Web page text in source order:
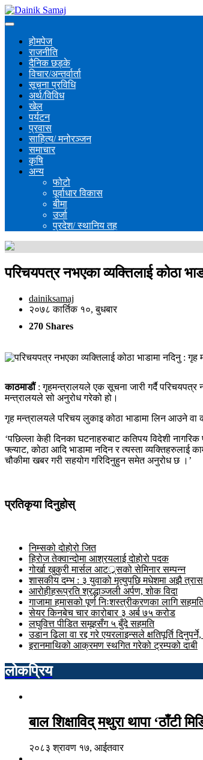
होमपेज
राजनीति
दैनिक छड्के
विचार/अन्तर्वार्ता
सूचना प्रविधि
अर्थ/विविध
खेल
पर्यटन
प्रवास
साहित्य/ मनोरञ्जन
समाचार
कृषि
अन्य
फोटो
पूर्वाधार विकास
बीमा
उर्जा
प्रदेश/ स्थानिय तह
परिचयपत्र नभएका व्यक्तिलाई कोठा
dainiksamaj
२०७८ कार्तिक १०, बुधबार
270 Shares
काठमाडौं: गृहमन्त्रालयले एक सूचना जारी गर्दै परिचयपत्र
मन्त्रालयले सो अनुरोध गरेको हो।
गृह मन्त्रालयले परिचय लुकाइ कोठा भाडामा लिन आउने वा
‘पछिल्ला केही दिनका घटनाहरुबाट कतिपय विदेशी
फ्ल्याट, कोठा आदि भाडामा नदिन र त्यस्ता व्यक्तिहरुलाई
चौकीमा खबर गरी सहयोग गरिदिनुहुन समेत अनुरोध छ ।’
प्रतिकृया दिनुहोस्
निम्सको दोहोरो जित
हिरोज तेक्वान्दोमा आश्रयलाई दोहोरो पदक
गोर्खा खुकुरी मार्सल आटर््र्सको सेमिनार सम्पन्न
शासकीय दम्भ : ३ युवाको मृत्युपछि मधेशमा अझै
आरोहीहरूप्रति श्रद्धाञ्जली अर्पण, शोक विदा
गाजामा हमासको पूर्ण निःशस्त्रीकरणका लागि
सेयर किनबेच चार कारोबार ३ अर्ब ७५ करोड
लघुवित्त पीडित समूहसँग ५ बुँदे सहमति
उडान ढिला वा रद्द गरे एयरलाइन्सले क्षतिपूर्ति
इरानमाथिको आक्रमण स्थगित गरेको ट्रम्पको दाबी
लोकप्रिय
बाल शिक्षाविद् मथुरा थापा ‘ठाँटी
२०८३ श्रावण १७, आईतवार